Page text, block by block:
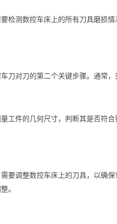
检测数控车床上的所有刀具磨损
刀对刀的第二个关键步骤。通常
工件的几何尺寸，判断其是否符
要调整数控车床上的刀具，以确
。